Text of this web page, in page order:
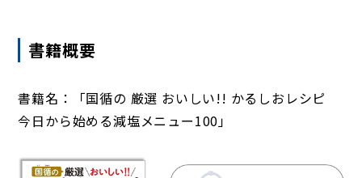
書籍概要
書籍名：「国循の 厳選 おいしい!! かるしおレシピ
今日から始める減塩メニュー100」